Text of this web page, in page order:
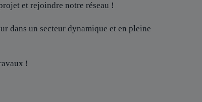
et rejoindre notre réseau !
dans un secteur dynamique et en pleine
!